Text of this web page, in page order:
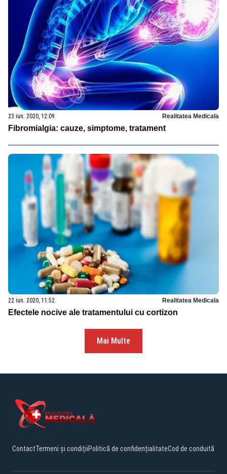
23 iun. 2020, 12:09 Realitatea Medicala
Fibromialgia: cauze, simptome, tratament
22 iun. 2020, 11:52 Realitatea Medicala
Efectele nocive ale tratamentului cu cortizon
Mai Multe
ContactTermeni și condițiiPolitică de confidențialitateCod de conduită